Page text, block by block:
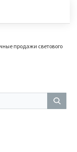
продажи светового